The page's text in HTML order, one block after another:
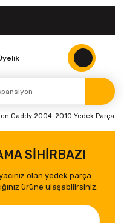
Caddy 2004-2010 Yedek Parça
SİHİRBAZI
olan yedek parça
ürüne ulaşabilirsiniz.